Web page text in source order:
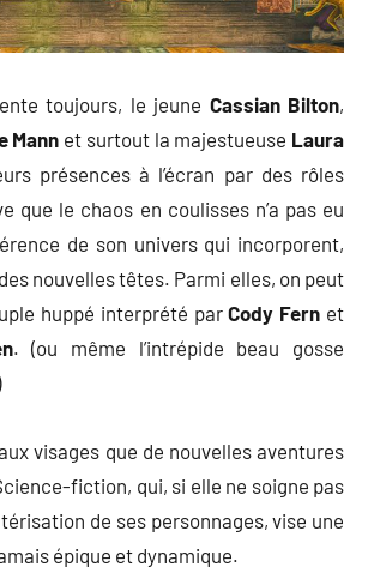
toujours, le jeune Cassian Bilton,
Mann et surtout la majestueuse Laura
présences à l’écran par des rôles
que le chaos en coulisses n’a pas eu
de son univers qui incorporent,
nouvelles têtes. Parmi elles, on peut
huppé interprété parCody Fern et
. (ou même l’intrépide beau gosse
visages que de nouvelles aventures
fiction, qui, si elle ne soigne pas
de ses personnages, vise une
épique et dynamique.